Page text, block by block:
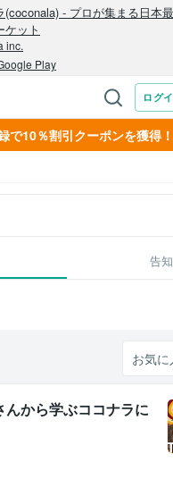
で10％割引クーポンを獲得！
告知
から学ぶココナラに